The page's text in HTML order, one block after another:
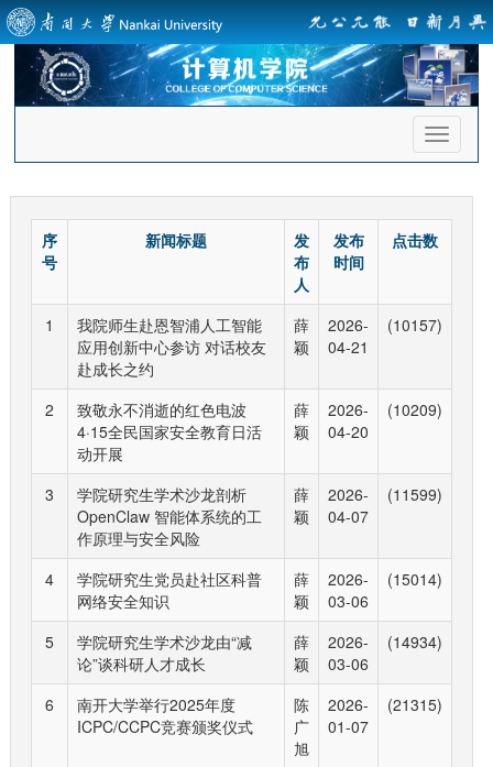
首
页
航
序
号
新闻标题
发
布
人
发布
时间
点击数
1
我院师生赴恩智浦人工智能
应用创新中心参访 对话校友
赴成长之约
薛
颖
2026-
04-21
(10157)
2
致敬永不消逝的红色电波
4·15全民国家安全教育日活
动开展
薛
颖
2026-
04-20
(10209)
3
学院研究生学术沙龙剖析
OpenClaw 智能体系统的工
作原理与安全风险
薛
颖
2026-
04-07
(11599)
4
学院研究生党员赴社区科普
网络安全知识
薛
颖
2026-
03-06
(15014)
5
学院研究生学术沙龙由“减
论”谈科研人才成长
薛
颖
2026-
03-06
(14934)
6
南开大学举行2025年度
ICPC/CCPC竞赛颁奖仪式
陈
广
旭
2026-
01-07
(21315)